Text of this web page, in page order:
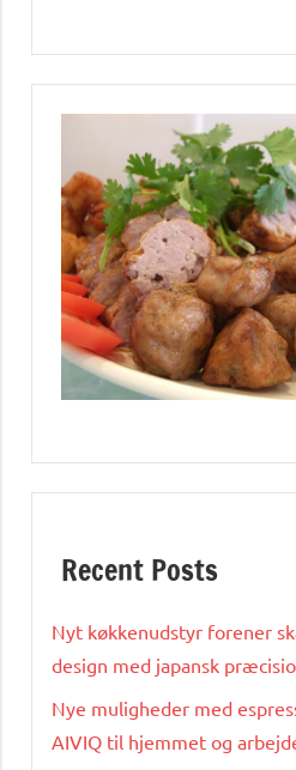
Recent Posts
Nyt køkkenudstyr forener
design med japansk
Nye muligheder med
AIVIQ til hjemmet og